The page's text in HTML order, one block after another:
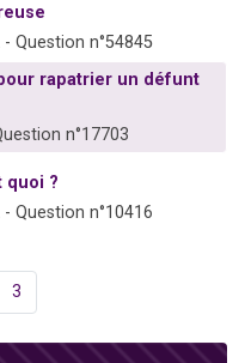
Question n°54845
rapatrier un défunt
n°17703
quoi ?
Question n°10416
3